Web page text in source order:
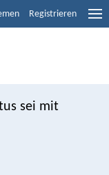
Registrieren
sei mit